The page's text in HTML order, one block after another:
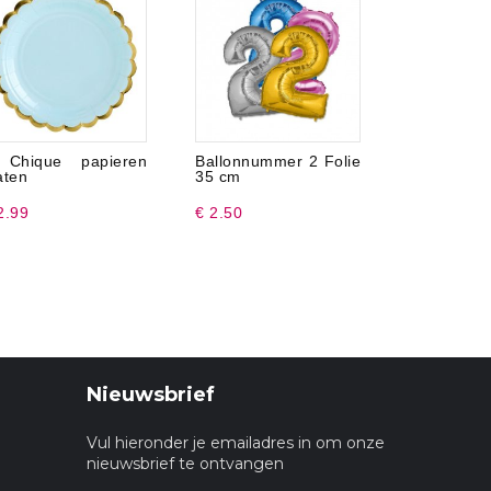
papieren
Ballonnummer 2 Folie
35 cm
€ 2.50
Nieuwsbrief
Vul hieronder je emailadres in om onze
nieuwsbrief te ontvangen